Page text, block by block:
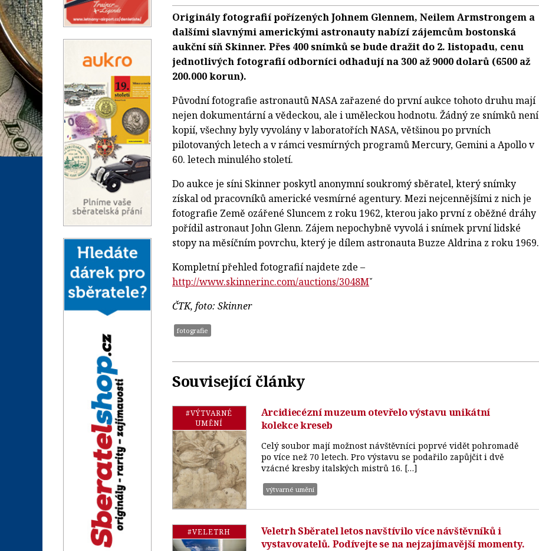
Originály fotografií pořízených Johnem Glennem, Neilem Armstrongem a
dalšími slavnými americkými astronauty nabízí zájemcům bostonská
aukční síň Skinner. Přes 400 snímků se bude dražit do 2. listopadu, cenu
jednotlivých fotografií odborníci odhadují na 300 až 9000 dolarů (6500 až
200.000 korun).
Původní fotografie astronautů NASA zařazené do první aukce tohoto druhu mají
nejen dokumentární a vědeckou, ale i uměleckou hodnotu. Žádný ze snímků není
kopií, všechny byly vyvolány v laboratořích NASA, většinou po prvních
pilotovaných letech a v rámci vesmírných programů Mercury, Gemini a Apollo v
60. letech minulého století.
Do aukce je síni Skinner poskytl anonymní soukromý sběratel, který snímky
získal od pracovníků americké vesmírné agentury. Mezi nejcennějšími z nich je
fotografie Země ozářené Sluncem z roku 1962, kterou jako první z oběžné dráhy
pořídil astronaut John Glenn. Zájem nepochybně vyvolá i snímek první lidské
stopy na měsíčním povrchu, který je dílem astronauta Buzze Aldrina z roku 1969.
Kompletní přehled fotografií najdete zde –
http://www.skinnerinc.com/auctions/3048Mˇ
ČTK, foto: Skinner
fotografie
Související články
#VÝTVARNÉ
UMĚNÍ
Arcidiecézní muzeum otevřelo výstavu unikátní
kolekce kreseb
Celý soubor mají možnost návštěvníci poprvé vidět pohromadě
po více než 70 letech. Pro výstavu se podařilo zapůjčit i dvě
vzácné kresby italských mistrů 16. […]
výtvarné umění
#VELETRH
Veletrh Sběratel letos navštívilo více návštěvníků i
vystavovatelů. Podívejte se na nejzajímavější momenty.